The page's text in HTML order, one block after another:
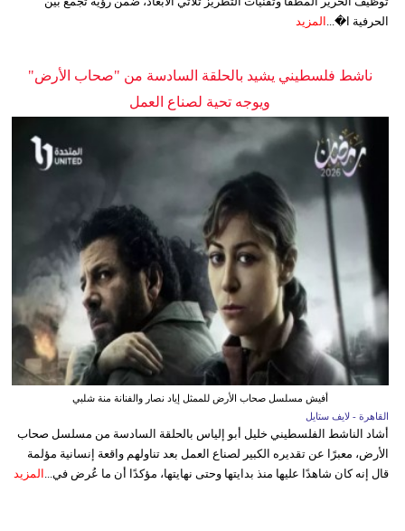
الحرفية ا�... المزيد
ناشط فلسطيني يشيد بالحلقة السادسة من "صحاب الأرض"
ويوجه تحية لصناع العمل
أفيش مسلسل صحاب الأرض للممثل إياد نصار والفنانة منة شلبي
القاهرة - لايف ستايل
أشاد الناشط الفلسطيني خليل أبو إلياس بالحلقة السادسة من مسلسل صحاب
الأرض، معبرًا عن تقديره الكبير لصناع العمل بعد تناولهم واقعة إنسانية مؤلمة
قال إنه كان شاهدًا عليها منذ بدايتها وحتى نهايتها، مؤكدًا أن ما عُرض في... المزيد